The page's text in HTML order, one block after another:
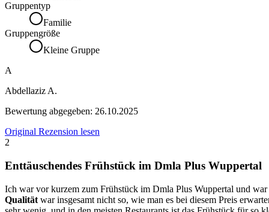
Gruppentyp
Familie
Gruppengröße
Kleine Gruppe
A
Abdellaziz A.
Bewertung abgegeben: 26.10.2025
Original Rezension lesen
2
Enttäuschendes Frühstück im Dmla Plus Wuppertal
Ich war vor kurzem zum Frühstück im Dmla Plus Wuppertal und
Qualität war insgesamt nicht so, wie man es bei diesem Preis